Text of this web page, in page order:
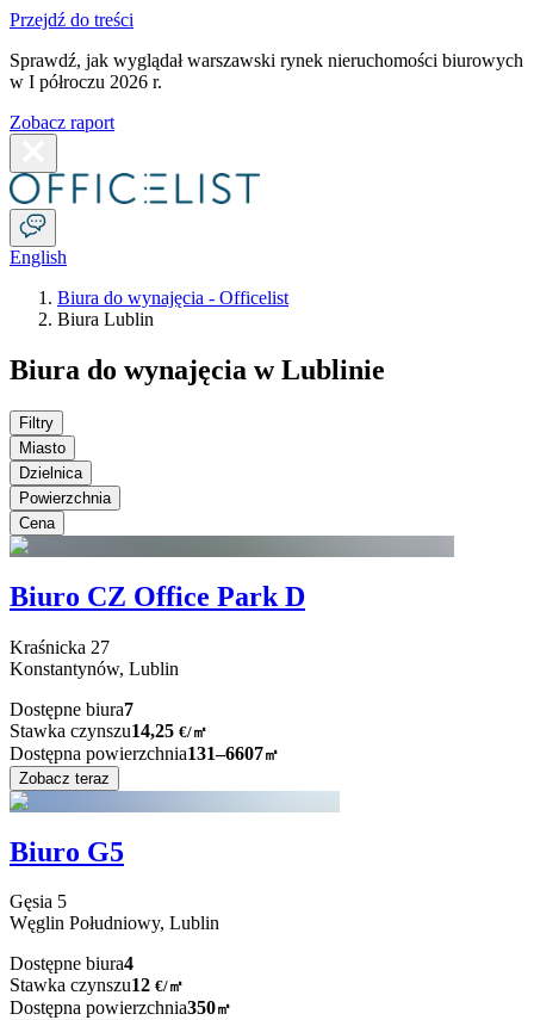
Przejdź do treści
Sprawdź, jak wyglądał warszawski rynek nieruchomości biurowych
w I półroczu 2026 r.
Zobacz raport
English
Biura do wynajęcia - Officelist
Biura Lublin
Biura do wynajęcia w Lublinie
Filtry
Miasto
Dzielnica
Powierzchnia
Cena
Biuro CZ Office Park D
Kraśnicka 27
Konstantynów, Lublin
Dostępne biura7
Stawka czynszu14,25 €/㎡
Dostępna powierzchnia131–6607㎡
Zobacz teraz
Biuro G5
Gęsia 5
Węglin Południowy, Lublin
Dostępne biura4
Stawka czynszu12 €/㎡
Dostępna powierzchnia350㎡